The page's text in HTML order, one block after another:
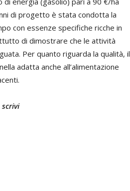
di progetto è stata condotta la
con essenze specifiche ricche in
di dimostrare che le attività
Per quanto riguarda la qualità, il
adatta anche all’alimentazione